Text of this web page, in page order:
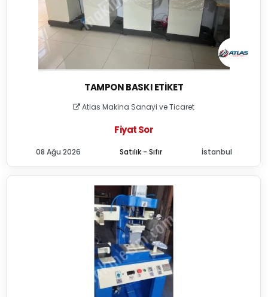
TAMPON BASKI ETIKET
Atlas Makina Sanayi ve Ticaret
Fiyat Sor
Satılık - Sıfır
08 Ağu 2026 İstanbul